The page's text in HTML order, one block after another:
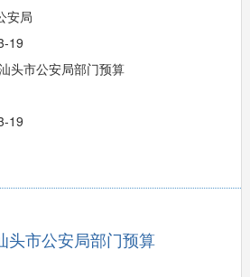
安局
19
头市公安局部门预算
19
头市公安局部门预算